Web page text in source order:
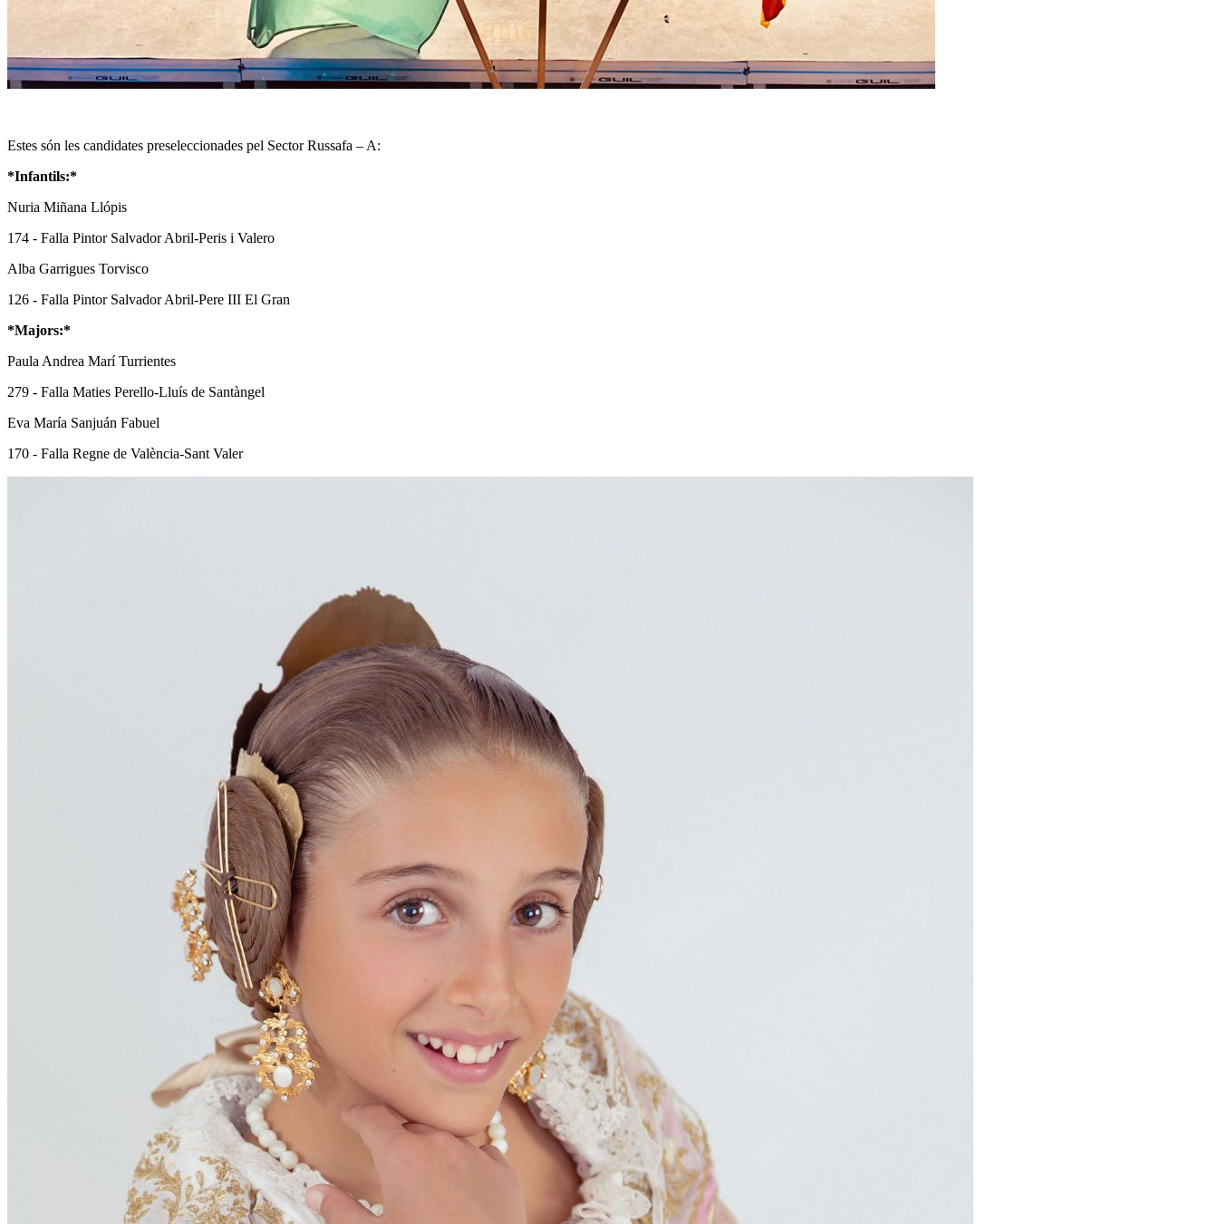
Estes són les candidates preseleccionades pel Sector Russafa – A:
*Infantils:*
Nuria Miñana Llópis
174 - Falla Pintor Salvador Abril-Peris i Valero
Alba Garrigues Torvisco
126 - Falla Pintor Salvador Abril-Pere III El Gran
*Majors:*
Paula Andrea Marí Turrientes
279 - Falla Maties Perello-Lluís de Santàngel
Eva María Sanjuán Fabuel
170 - Falla Regne de València-Sant Valer